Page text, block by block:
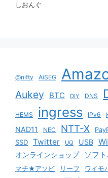
しおんぐ
@nifty AiSEG
Aukey BTC DIY DNS
HEMS ingress IPv6
NAD11 NEC NTT-X
SSD Twitter UQ USB
オンラインショップ ソフ
マチ★アソビ リーフ ワイモ